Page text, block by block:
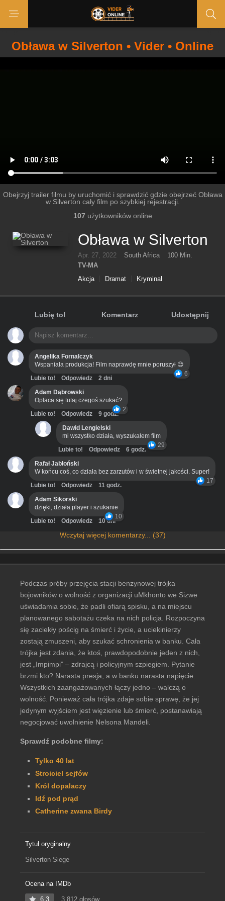
Obława w Silverton • Vider • Online
Obejrzyj trailer filmu by uruchomić i sprawdzić gdzie obejrzeć Obława
w Silverton cały film po szybkiej rejestracji.
107 użytkowników online
Obława w Silverton
Apr. 27, 2022 South Africa
100 Min.
TV-MA
Akcja
Dramat Kryminał
Lubię to! Komentarz Udostępnij
Angelika Fornalczyk
Wspaniała produkcja! Film naprawdę mnie poruszył 😊
6
Lubie to! Odpowiedz
2 dni
Adam Dąbrowski
Opłaca się tutaj czegoś szukać?
2
Lubie to! Odpowiedz
9 godz.
Dawid Lengielski
mi wszystko działa, wyszukałem film
29
Lubie to! Odpowiedz
6 godz.
Rafał Jabłoński
W końcu coś, co działa bez zarzutów i w świetnej jakości. Super!
17
Lubie to! Odpowiedz
11 godz.
Adam Sikorski
dzięki, działa player i szukanie
10
Lubie to! Odpowiedz 10 dni
Wczytaj więcej komentarzy... (37)
Podczas próby przejęcia stacji benzynowej trójka
bojowników o wolność z organizacji uMkhonto we Sizwe
uświadamia sobie, że padli ofiarą spisku, a na miejscu
planowanego sabotażu czeka na nich policja. Rozpoczyna
się zaciekły pościg na śmierć i życie, a uciekinierzy
zostają zmuszeni, aby szukać schronienia w banku. Cała
trójka jest zdania, że ktoś, prawdopodobnie jeden z nich,
jest „Impimpi” – zdrajcą i policyjnym szpiegiem. Pytanie
brzmi kto? Narasta presja, a w banku narasta napięcie.
Wszystkich zaangażowanych łączy jedno – walczą o
wolność. Ponieważ cała trójka zdaje sobie sprawę, że jej
jedynym wyjściem jest więzienie lub śmierć, postanawiają
negocjować uwolnienie Nelsona Mandeli.
Sprawdź podobne filmy:
Tylko 40 lat
Stroiciel sejfów
Król dopalaczy
Idź pod prąd
Catherine zwana Birdy
Tytuł oryginalny
Silverton Siege
Ocena na IMDb
6.3 3,812 głosów